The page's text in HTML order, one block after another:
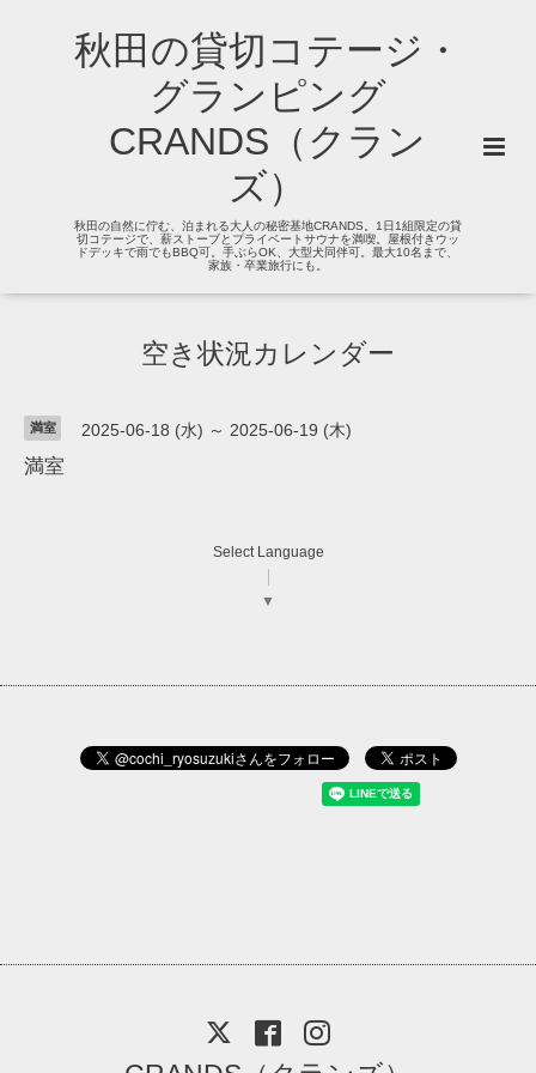
秋田の貸切コテージ・
グランピング
CRANDS（クラン
ズ）
秋田の自然に佇む、泊まれる大人の秘密基地CRANDS。1日1組限定の貸
切コテージで、薪ストーブとプライベートサウナを満喫。屋根付きウッ
ドデッキで雨でもBBQ可。手ぶらOK、大型犬同伴可。最大10名まで、
家族・卒業旅行にも。
空き状況カレンダー
満室 2025-06-18 (水) ～ 2025-06-19 (木)
満室
Select Language
▼